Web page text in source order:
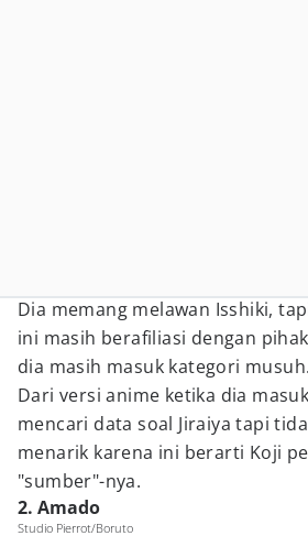
Dia memang melawan Isshiki,
ini masih berafiliasi dengan
dia masih masuk kategori musuh.
Dari versi anime ketika dia
mencari data soal Jiraiya tapi
menarik karena ini berarti Koji
"sumber"-nya.
2. Amado
Studio Pierrot/Boruto